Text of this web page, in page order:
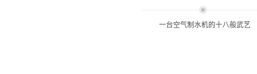
一台空气制水机的十八般武艺